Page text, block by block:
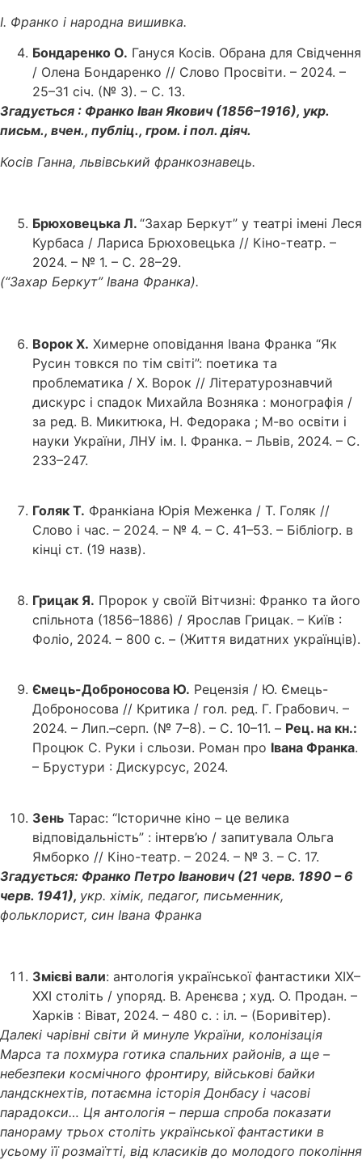
І. Франко і народна вишивка.
Бондаренко О. Гануся Косів. Обрана для Свідчення
/ Олена Бондаренко // Слово Просвіти. – 2024. –
25–31 січ. (№ 3). – С. 13.
Згадується : Франко Іван Якович (1856–1916), укр.
письм., вчен., публіц., гром. і пол. діяч.
Косів Ганна, львівський франкознавець.
Брюховецька Л. “Захар Беркут” у театрі імені Леся
Курбаса / Лариса Брюховецька // Кіно-театр. –
2024. – № 1. – С. 28–29.
(“Захар Беркут” Івана Франка).
Ворок Х. Химерне оповідання Івана Франка “Як
Русин товкся по тім світі”: поетика та
проблематика / Х. Ворок // Літературознавчий
дискурс і спадок Михайла Возняка : монографія /
за ред. В. Микитюка, Н. Федорака ; М-во освіти і
науки України, ЛНУ ім. І. Франка. – Львів, 2024. – С.
233–247.
Голяк Т. Франкіана Юрія Меженка / Т. Голяк //
Слово і час. – 2024. – № 4. – С. 41–53. – Бібліогр. в
кінці ст. (19 назв).
Грицак Я. Пророк у своїй Вітчизні: Франко та його
спільнота (1856–1886) / Ярослав Грицак. – Київ :
Фоліо, 2024. – 800 с. – (Життя видатних українців).
Ємець-Доброносова Ю. Рецензія / Ю. Ємець-
Доброносова // Критика / гол. ред. Г. Грабович. –
2024. – Лип.–серп. (№ 7–8). – С. 10–11. – Рец. на кн.:
Процюк С. Руки і сльози. Роман про Івана Франка.
– Брустури : Дискурсус, 2024.
Зень Тарас: “Історичне кіно – це велика
відповідальність” : інтерв’ю / запитувала Ольга
Ямборко // Кіно-театр. – 2024. – № 3. – С. 17.
Згадується: Франко Петро Іванович (21 черв. 1890 – 6
черв. 1941), укр. хімік, педагог, письменник,
фольклорист, син Івана Франка
Змієві вали: антологія української фантастики ХІХ–
ХХІ століть / упоряд. В. Аренєва ; худ. О. Продан. –
Харків : Віват, 2024. – 480 с. : іл. – (Боривітер).
Далекі чарівні світи й минуле України, колонізація
Марса та похмура готика спальних районів, а ще –
небезпеки космічного фронтиру, військові байки
ландскнехтів, потаємна історія Донбасу і часові
парадокси… Ця антологія – перша спроба показати
панораму трьох століть української фантастики в
усьому її розмаїтті, від класиків до молодого покоління